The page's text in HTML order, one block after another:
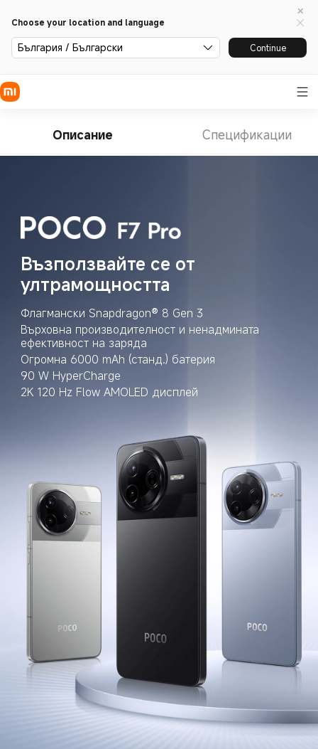
Choose your location and language
България / Български Continue
Описание Спецификации
Възползвайте се от
ултрамощността
Флагмански Snapdragon® 8 Gen 3
Върховна производителност и ненадмината
ефективност на заряда
Огромна 6000 mAh (станд.) батерия
90 W HyperCharge
2K 120 Hz Flow AMOLED дисплей